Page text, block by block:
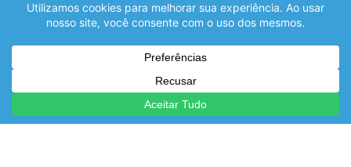
0 COMENTÁRIOS